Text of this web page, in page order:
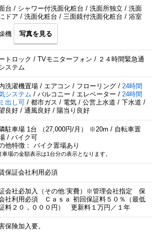
台 / シャワー付洗面化粧台 / 洗面所独立 / 洗面
ドア / 洗面化粧台 / 三面鏡付洗面化粧台 / 浴室
機 写真を見る
トロック / TVモニターフォン / ２４時間緊急通
ステム
洗濯機置場 / エアコン / フローリング / 24時間
システム / バルコニー / エレベーター / 24時間
出し可 / 都市ガス / 電気 / 公営上水道 / 下水道 /
良好 / 通風良好 / 陽当り良好
駐車場 1台 （27,000円/月） ※20m / 自転車置
/ バイク可
他特徴： バイク置場あり
場の金額表示は1台分の表示となります。
保証会社利用必須
会社必加入（その他:実費）※管理会社指定 保
社利用必須 Ｃａｓａ 初回保証料５０％（最低
料２０，０００円） 更新料１万円／１年
保険加入要。